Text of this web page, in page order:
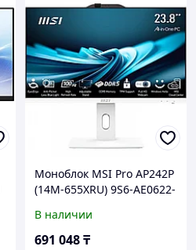
Моноблок MSI Pro AP242P
(14M-655XRU) 9S6-AE0622-
14400, 2.5, 16 Гб, 512 Гб
В наличии
691 048₸